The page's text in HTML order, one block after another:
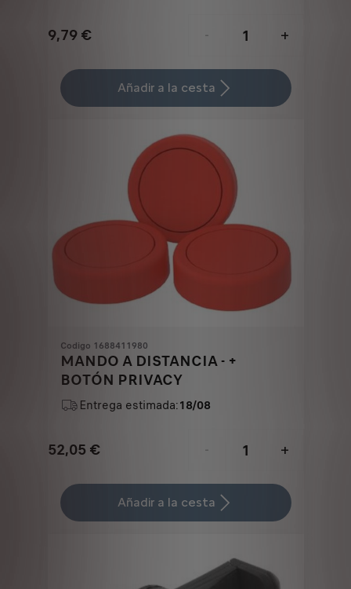
9,79 €
Price
9,79
-
+
Quantity
updated
Añadir a la cesta
Codigo 1688411980
MANDO A DISTANCIA - +
BOTÓN PRIVACY
Entrega estimada:18/08
52,05 €
Price
52,05
-
+
Quantity
updated
Añadir a la cesta